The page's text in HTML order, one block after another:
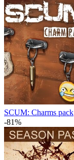
SCUM: Charms pack
-81%